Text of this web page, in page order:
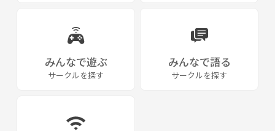
みんなで遊ぶ
サークルを探す
みんなで語る
サークルを探す